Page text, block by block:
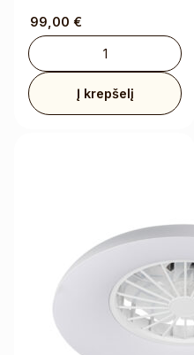
99,00 €
Į krepšelį